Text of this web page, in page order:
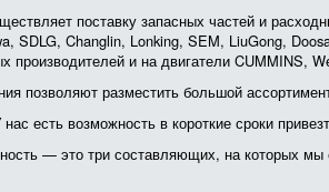
поставку запасных частей и
SDLG, Changlin, Lonking, SEM, LiuGong,
производителей и на двигатели CUMMINS,
позволяют разместить большой
нас есть возможность в короткие сроки
— это три составляющих, на которых